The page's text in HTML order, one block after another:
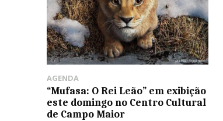
AGENDA
“Mufasa: O Rei Leão” em exibição
este domingo no Centro Cultural
de Campo Maior